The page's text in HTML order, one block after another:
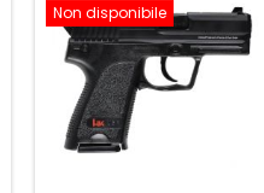
Non disponibile